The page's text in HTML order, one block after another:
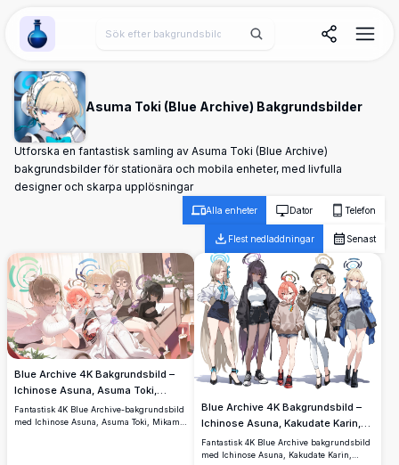
Wallpaper Alchemy
Asuma Toki (Blue Archive) Bakgrundsbilder
Utforska en fantastisk samling av Asuma Toki (Blue Archive)
bakgrundsbilder för stationära och mobila enheter, med livfulla
designer och skarpa upplösningar
Alla enheter Dator Telefon
Flest nedladdningar Senast
Blue Archive 4K Bakgrundsbild –
Ichinose Asuna, Asuma Toki,
Mikamo Neru, Murokasa Akane &
Kakudate Karin
Fantastisk 4K Blue Archive-bakgrundsbild
med Ichinose Asuna, Asuma Toki, Mikamo
Blue Archive 4K Bakgrundsbild –
Ichinose Asuna, Kakudate Karin,
Mikamo Neru, Murokasa Akane &
Asuma Toki Casual Outfit
Fantastisk 4K Blue Archive bakgrundsbild
med Ichinose Asuna, Kakudate Karin,